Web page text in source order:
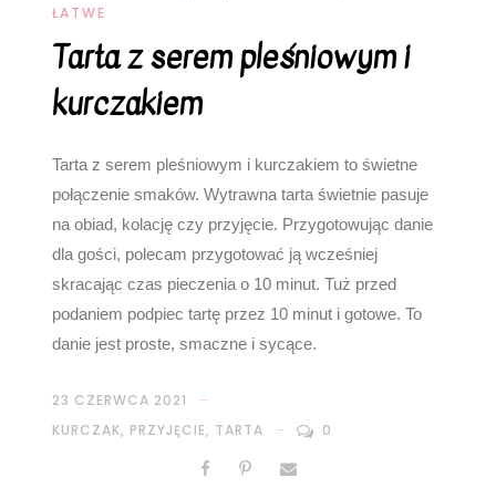
ŁATWE
Tarta z serem pleśniowym i
kurczakiem
Tarta z serem pleśniowym i kurczakiem to świetne
połączenie smaków. Wytrawna tarta świetnie pasuje
na obiad, kolację czy przyjęcie. Przygotowując danie
dla gości, polecam przygotować ją wcześniej
skracając czas pieczenia o 10 minut. Tuż przed
podaniem podpiec tartę przez 10 minut i gotowe. To
danie jest proste, smaczne i sycące.
23 CZERWCA 2021
KURCZAK, PRZYJĘCIE, TARTA 0